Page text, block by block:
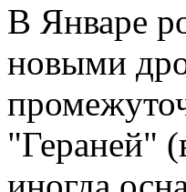
В Январе
новыми
"Гераней"